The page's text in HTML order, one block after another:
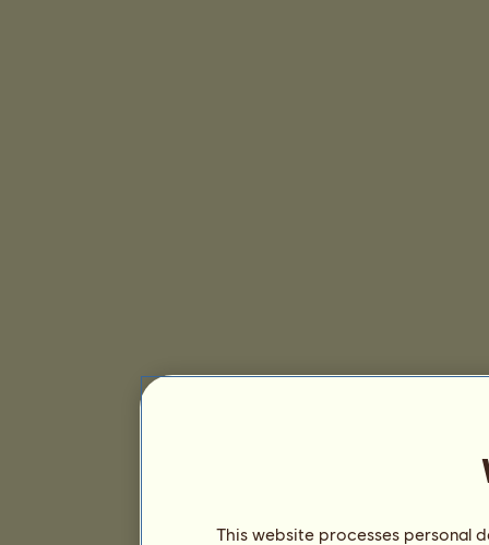
This website processes personal